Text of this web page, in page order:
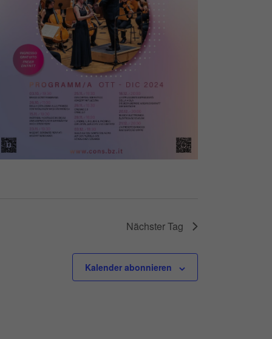
Nächster Tag
Kalender abonnieren